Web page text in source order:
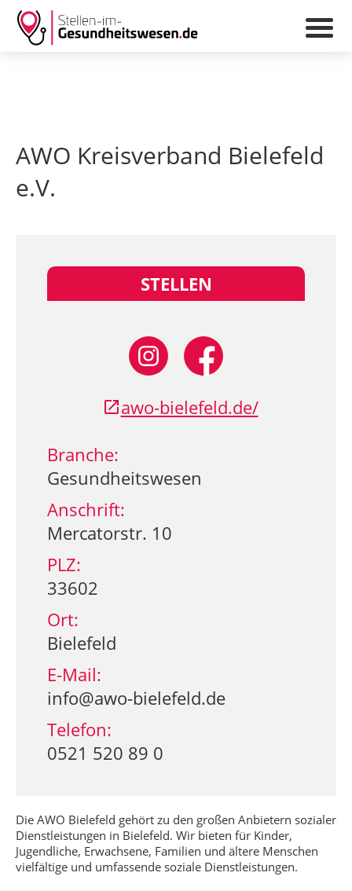
AWO Kreisverband Bielefeld
e.V.
Die AWO Bielefeld gehört zu den großen Anbietern sozialer
Dienstleistungen in Bielefeld. Wir bieten für Kinder,
Jugendliche, Erwachsene, Familien und ältere Menschen
vielfältige und umfassende soziale Dienstleistungen.
STELLEN
awo-bielefeld.de/
Branche:
Gesundheitswesen
Anschrift:
Mercatorstr. 10
PLZ:
33602
Ort:
Bielefeld
E-Mail:
info@awo-bielefeld.de
Telefon:
0521 520 89 0